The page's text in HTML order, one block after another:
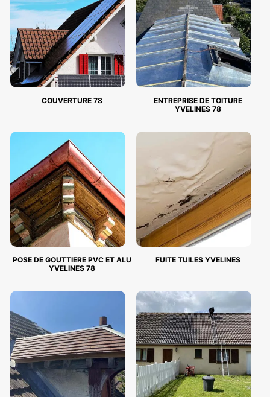
COUVERTURE 78
ENTREPRISE DE TOITURE
YVELINES 78
POSE DE GOUTTIERE PVC ET ALU
YVELINES 78
FUITE TUILES YVELINES